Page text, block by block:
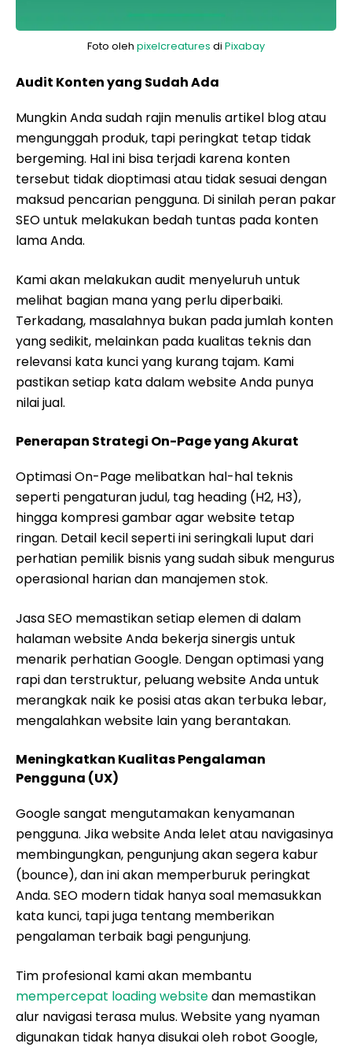
Foto oleh pixelcreatures di Pixabay
Audit Konten yang Sudah Ada
Mungkin Anda sudah rajin menulis artikel blog atau
mengunggah produk, tapi peringkat tetap tidak
bergeming. Hal ini bisa terjadi karena konten
tersebut tidak dioptimasi atau tidak sesuai dengan
maksud pencarian pengguna. Di sinilah peran pakar
SEO untuk melakukan bedah tuntas pada konten
lama Anda.
Kami akan melakukan audit menyeluruh untuk
melihat bagian mana yang perlu diperbaiki.
Terkadang, masalahnya bukan pada jumlah konten
yang sedikit, melainkan pada kualitas teknis dan
relevansi kata kunci yang kurang tajam. Kami
pastikan setiap kata dalam website Anda punya
nilai jual.
Penerapan Strategi On-Page yang Akurat
Optimasi On-Page melibatkan hal-hal teknis
seperti pengaturan judul, tag heading (H2, H3),
hingga kompresi gambar agar website tetap
ringan. Detail kecil seperti ini seringkali luput dari
perhatian pemilik bisnis yang sudah sibuk mengurus
operasional harian dan manajemen stok.
Jasa SEO memastikan setiap elemen di dalam
halaman website Anda bekerja sinergis untuk
menarik perhatian Google. Dengan optimasi yang
rapi dan terstruktur, peluang website Anda untuk
merangkak naik ke posisi atas akan terbuka lebar,
mengalahkan website lain yang berantakan.
Meningkatkan Kualitas Pengalaman
Pengguna (UX)
Google sangat mengutamakan kenyamanan
pengguna. Jika website Anda lelet atau navigasinya
membingungkan, pengunjung akan segera kabur
(bounce), dan ini akan memperburuk peringkat
Anda. SEO modern tidak hanya soal memasukkan
kata kunci, tapi juga tentang memberikan
pengalaman terbaik bagi pengunjung.
Tim profesional kami akan membantu
mempercepat loading websitedan memastikan
alur navigasi terasa mulus. Website yang nyaman
digunakan tidak hanya disukai oleh robot Google,